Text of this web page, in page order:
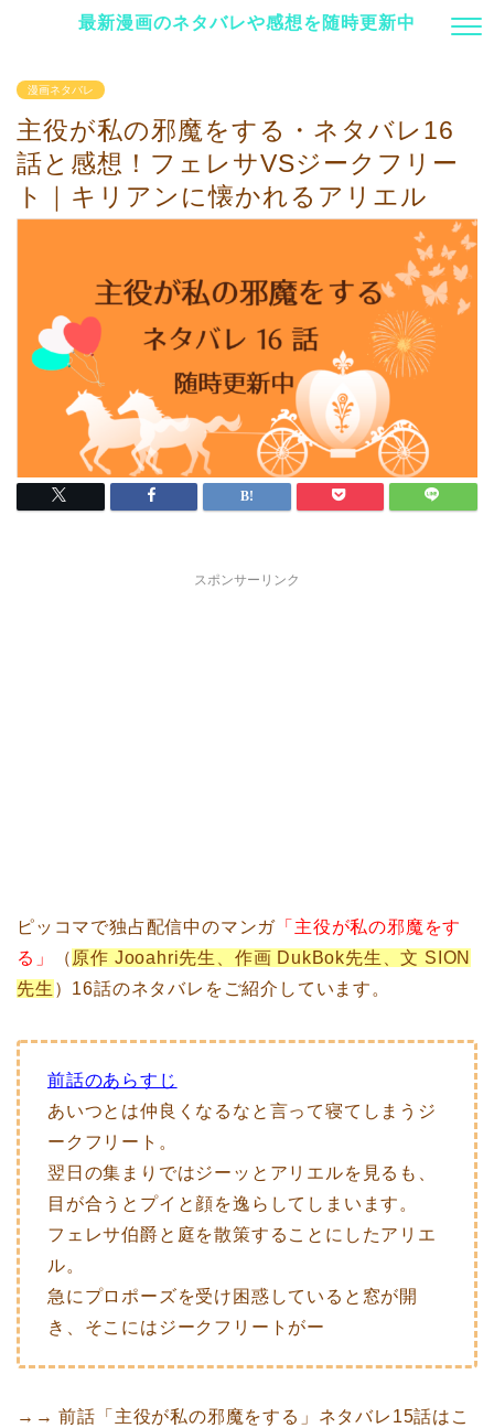
最新漫画のネタバレや感想を随時更新中
漫画ネタバレ
主役が私の邪魔をする・ネタバレ16
話と感想！フェレサVSジークフリー
ト｜キリアンに懐かれるアリエル
スポンサーリンク
ピッコマで独占配信中のマンガ 「主役が私の邪魔をす
る」
（ 原作 Jooahri先生、作画 DukBok先生、文 SION
先生 ）16話のネタバレをご紹介しています。
前話のあらすじ
あいつとは仲良くなるなと言って寝てしまうジ
ークフリート。
翌日の集まりではジーッとアリエルを見るも、
目が合うとプイと顔を逸らしてしまいます。
フェレサ伯爵と庭を散策することにしたアリエ
ル。
急にプロポーズを受け困惑していると窓が開
き、そこにはジークフリートがー
→→ 前話「主役が私の邪魔をする」ネタバレ15話はこ